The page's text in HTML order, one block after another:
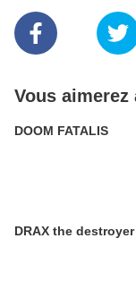
Vous aimerez
DOOM FATALIS
DRAX the